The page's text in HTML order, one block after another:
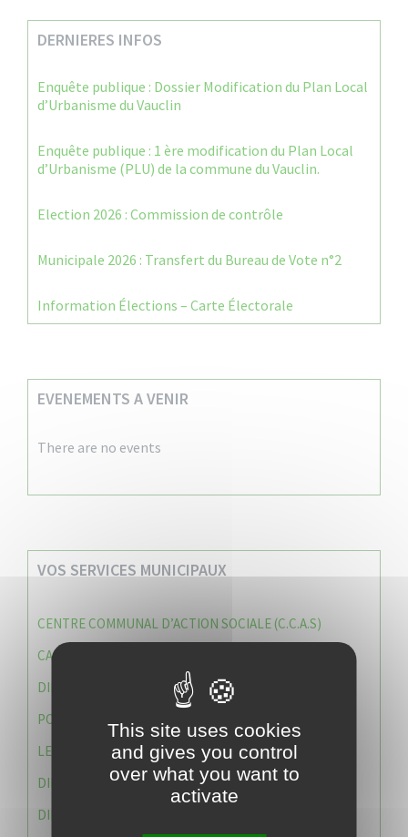
DERNIERES INFOS
Enquête publique : Dossier Modification du Plan Local
d’Urbanisme du Vauclin
Enquête publique : 1 ère modification du Plan Local
d’Urbanisme (PLU) de la commune du Vauclin.
Election 2026 : Commission de contrôle
Municipale 2026 : Transfert du Bureau de Vote n°2
Information Élections – Carte Électorale
EVENEMENTS A VENIR
There are no events
VOS SERVICES MUNICIPAUX
CENTRE COMMUNAL D’ACTION SOCIALE (C.C.A.S)
CAISSE DES ÉCOLES
DIRECTION DES SERVICES TECHNIQUES
POLICE MUNICIPALE
LE CABINET DU MAIRE
DIRECTION DES RESSOURCES ET MOYENS
DIRECTION DU DEVELLOPPEMENT URBAIN DURABL
This site uses cookies
and gives you control
over what you want to
activate